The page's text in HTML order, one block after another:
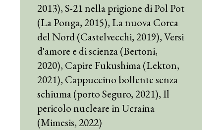
2013), S-21 nella prigione di Pol Pot
(La Ponga, 2015), La nuova Corea
del Nord (Castelvecchi, 2019), Versi
d'amore e di scienza (Bertoni,
2020), Capire Fukushima (Lekton,
2021), Cappuccino bollente senza
schiuma (porto Seguro, 2021), Il
pericolo nucleare in Ucraina
(Mimesis, 2022)